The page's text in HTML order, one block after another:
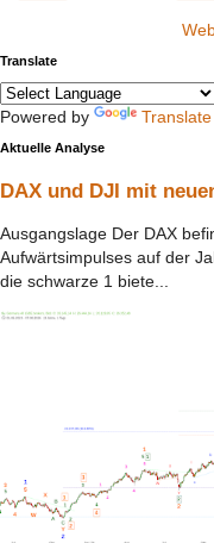
Translate
Powered by Translate
Aktuelle Analyse
DAX und DJI mit
Ausgangslage Der DAX
Aufwärtsimpulses auf der
die schwarze 1 biete...